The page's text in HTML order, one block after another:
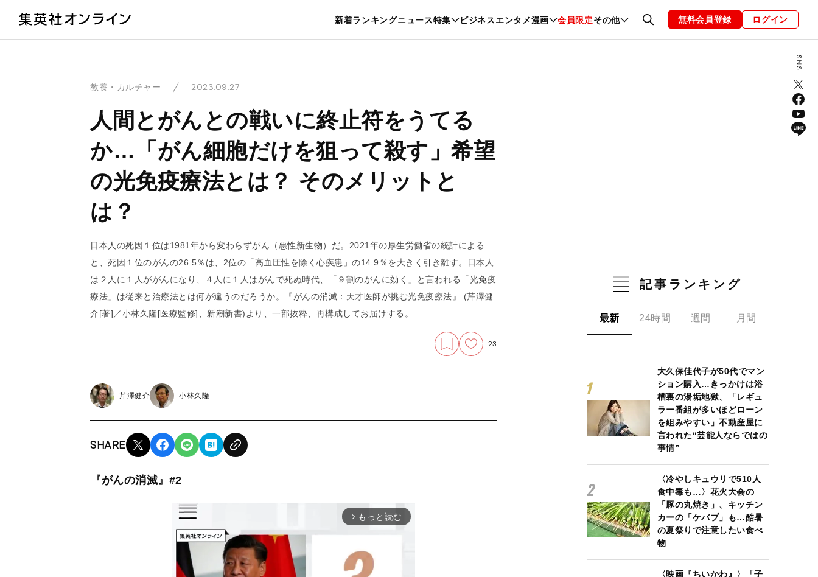
新着ランキングニュース特集 ビジネスエンタメ漫画 会員限定その他
暮らし スポーツ ヘルスケア 美容 グルメ ファッション 恋愛・結婚 編集部 お知らせ
無料会員登録 ログイン
教養・カルチャー 2023.09.27
人間とがんとの戦いに終止符をうてる
か…「がん細胞だけを狙って殺す」希望
の光免疫療法とは？ そのメリットと
は？
日本人の死因１位は1981年から変わらずがん（悪性新生物）だ。2021年の厚生労働省の統計による
と、死因１位のがんの26.5％は、2位の「高血圧性を除く心疾患」の14.9％を大きく引き離す。日本人
は２人に１人ががんになり、４人に１人はがんで死ぬ時代、「９割のがんに効く」と言われる「光免疫
療法」は従来と治療法とは何が違うのだろうか。『がんの消滅：天才医師が挑む光免疫療法』 (芹澤健
介[著]／小林久隆[医療監修]、新潮新書)より、一部抜粋、再構成してお届けする。
23
芹澤健介 小林久隆
SHARE
『がんの消滅』#2
arrow_forward_ios もっと読む
記事ランキング
最新 24時間 週間 月間
大久保佳代子が50代でマン
ション購入…きっかけは浴
槽裏の湯垢地獄、「レギュ
ラー番組が多いほどローン
を組みやすい」不動産屋に
言われた“芸能人ならではの
事情”
〈冷やしキュウリで510人
食中毒も…〉花火大会の
「豚の丸焼き」、キッチン
カーの「ケバブ」も…酷暑
の夏祭りで注意したい食べ
物
〈映画『ちいかわ』〉「子